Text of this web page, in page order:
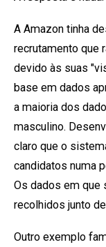
A Amazon tinha
recrutamento que
devido às suas
base em dados
a maioria dos
masculino.
claro que o
candidatos numa
Os dados em que
recolhidos junto
Outro exemplo